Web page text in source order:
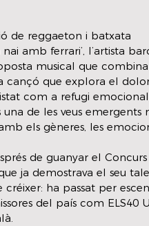
de reggaeton i batxata
amb ferrari’, l’artista
musical que
que explora el
com a refugi
de les veus emergents
els gèneres, les
de guanyar el
ja demostrava el seu
ha passat per
del país com ELS40